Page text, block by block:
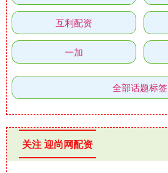
互利配资
一加
全部话题标签
关注 迎尚网配资